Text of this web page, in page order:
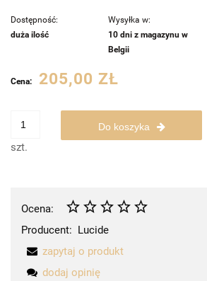
Dostępność:
duża ilość
Wysyłka w:
10 dni z magazynu w
Belgii
Cena: 205,00 ZŁ
szt.
Do koszyka
Ocena:
Producent: Lucide
zapytaj o produkt
dodaj opinię